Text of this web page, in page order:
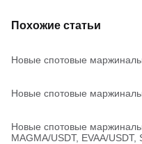
Похожие статьи
Новые спотовые
Новые спотовые
Новые спотовые
MAGMA/USDT, EVAA/USDT,